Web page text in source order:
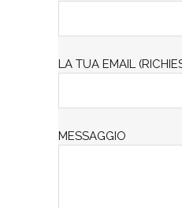
LA TUA EMAIL
MESSAGGIO